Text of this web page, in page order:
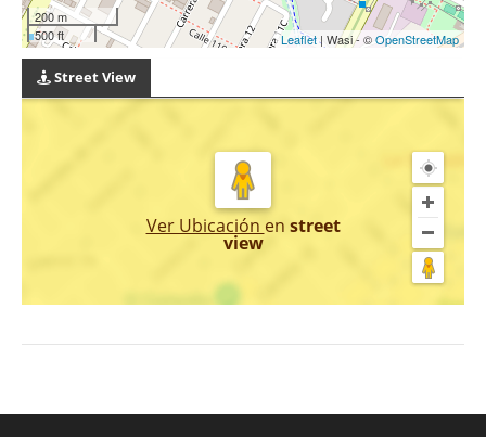
200 m
500 ft
Leaflet| Wasi - ©OpenStreetMap
Street View
Ver Ubicación en street
view